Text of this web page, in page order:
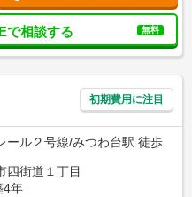
で相談する 無料
初期費用に注目
ール２号線/みつわ台駅 徒歩
四街道１丁目
4年